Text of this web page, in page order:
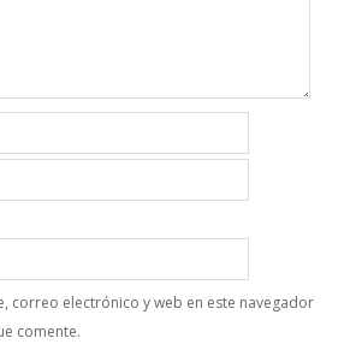
correo electrónico y web en este navegador
comente.